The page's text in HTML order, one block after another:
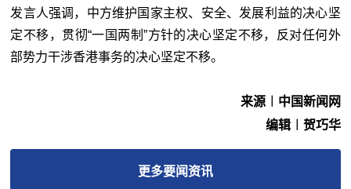
发言人强调，中方维护国家主权、安全、发展利益的决心坚
定不移，贯彻“一国两制”方针的决心坚定不移，反对任何外
部势力干涉香港事务的决心坚定不移。
来源︱中国新闻网
编辑︱贺巧华
更多要闻资讯